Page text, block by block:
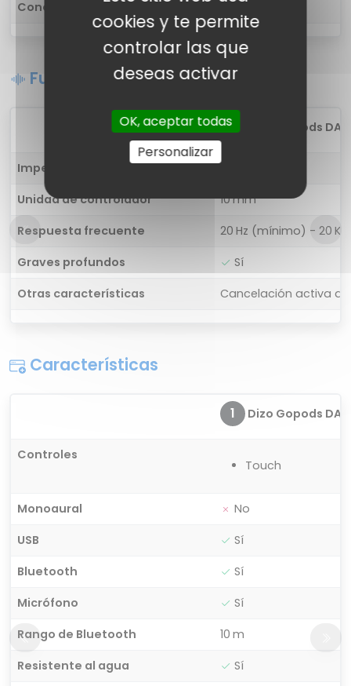
Conectividad Inalámbrica
Funciones de sonido
1 Dizo Gopods
Impedancia
32 ohm
Unidad de controlador
10 mm
Respuesta frecuente
20 Hz (mínimo) - 20
Graves profundos
Sí
Otras características
Cancelación activa
Características
1 Dizo Gopods
Controles
Touch
Monoaural
No
USB
Sí
Bluetooth
Sí
Micrófono
Sí
Rango de Bluetooth
10 m
Resistente al agua
Sí
cookies y te permite
controlar las que
deseas activar
OK, aceptar todas
Personalizar